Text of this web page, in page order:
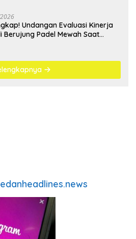
Undangan Evaluasi Kinerja
Berujung Padel Mewah Saat